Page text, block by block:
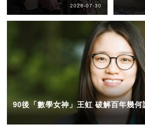
2026-07-30
90後「數學女神」王虹 破解百年幾